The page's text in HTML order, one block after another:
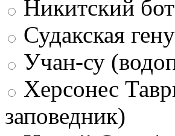
Никитский
Судакская
Учан-су
Херсонес
заповедник)